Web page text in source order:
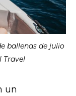
ballenas de julio
Travel
un